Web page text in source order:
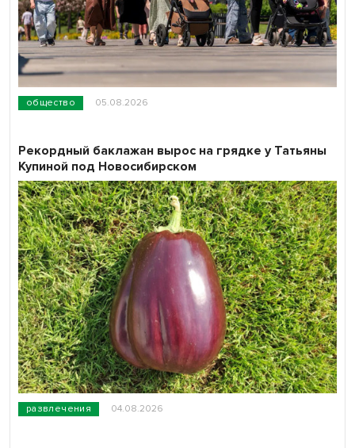
общество 05.08.2026
развлечения 04.08.2026
Рекордный баклажан вырос на грядке у Татьяны
Купиной под Новосибирском